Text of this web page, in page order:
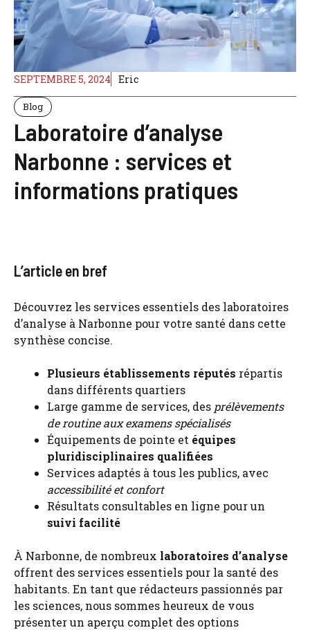
SEPTEMBRE 5, 2024 Eric
Blog
Laboratoire d’analyse
Narbonne : services et
informations pratiques
L’article en bref
Découvrez les services essentiels des laboratoires
d’analyse à Narbonne pour votre santé dans cette
synthèse concise.
Plusieurs établissements réputés répartis
dans différents quartiers
Large gamme de services, des prélèvements
de routine aux examens spécialisés
Équipements de pointe et équipes
pluridisciplinaires qualifiées
Services adaptés à tous les publics, avec
accessibilité et confort
Résultats consultables en ligne pour un
suivi facilité
À Narbonne, de nombreux laboratoires d’analyse
offrent des services essentiels pour la santé des
habitants. En tant que rédacteurs passionnés par
les sciences, nous sommes heureux de vous
présenter un aperçu complet des options